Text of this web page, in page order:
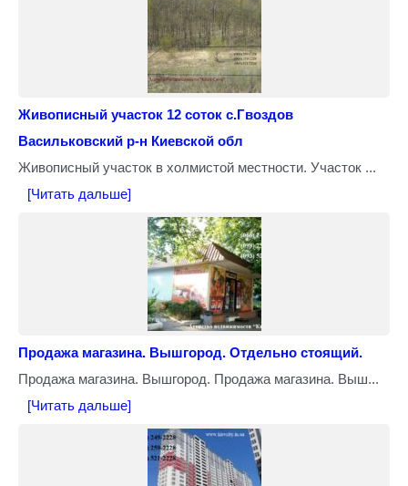
Живописный участок 12 соток с.Гвоздов
Васильковский р-н Киевской обл
Живописный участок в холмистой местности. Участок ...
[Читать дальше]
Продажа магазина. Вышгород. Отдельно стоящий.
Продажа магазина. Вышгород. Продажа магазина. Выш...
[Читать дальше]